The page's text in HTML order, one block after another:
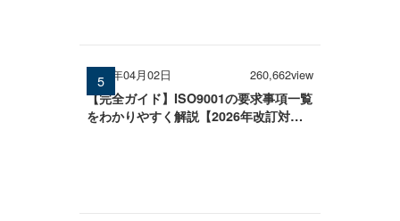
2026年04月02日 260,662view
【完全ガイド】ISO9001の要求事項一覧
をわかりやすく解説【2026年改訂対